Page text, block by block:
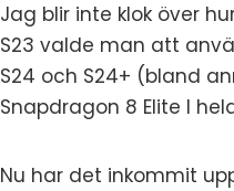
Jag blir inte klok över
S23 valde man att
S24 och S24+ (bland
Snapdragon 8 Elite I
Nu har det inkommit